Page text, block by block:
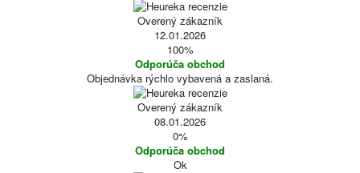
Overený zákazník
12.01.2026
100%
Odporúča obchod
Objednávka rýchlo vybavená a zaslaná.
Overený zákazník
08.01.2026
0%
Odporúča obchod
Ok